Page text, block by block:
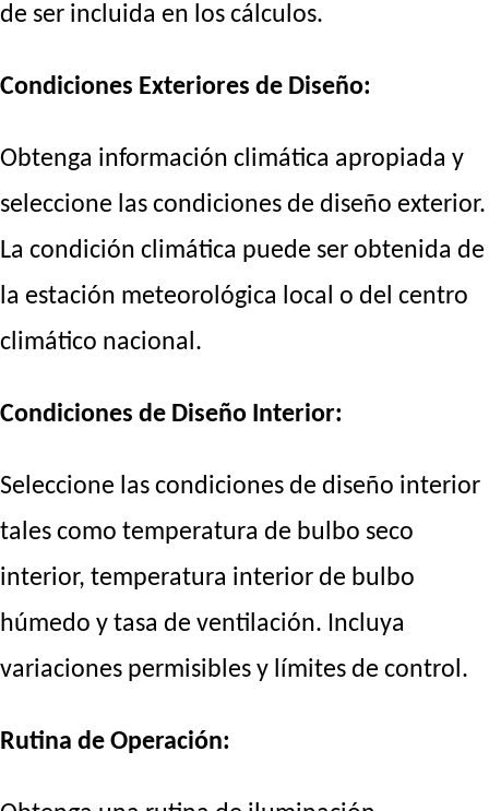
de ser incluida en los cálculos.
Condiciones Exteriores de Diseño:
Obtenga información climática apropiada y
seleccione las condiciones de diseño exterior.
La condición climática puede ser obtenida de
la estación meteorológica local o del centro
climático nacional.
Condiciones de Diseño Interior:
Seleccione las condiciones de diseño interior
tales como temperatura de bulbo seco
interior, temperatura interior de bulbo
húmedo y tasa de ventilación. Incluya
variaciones permisibles y límites de control.
Rutina de Operación: